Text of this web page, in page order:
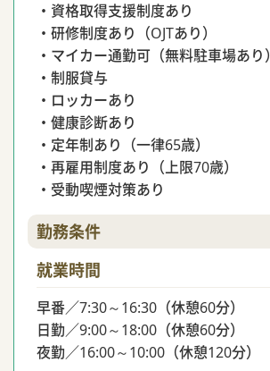
・資格取得支援制度あり
・研修制度あり（OJTあり）
・マイカー通勤可（無料駐車場あり）
・制服貸与
・ロッカーあり
・健康診断あり
・定年制あり（一律65歳）
・再雇用制度あり（上限70歳）
・受動喫煙対策あり
勤務条件
就業時間
早番／7:30～16:30（休憩60分）
日勤／9:00～18:00（休憩60分）
夜勤／16:00～10:00（休憩120分）